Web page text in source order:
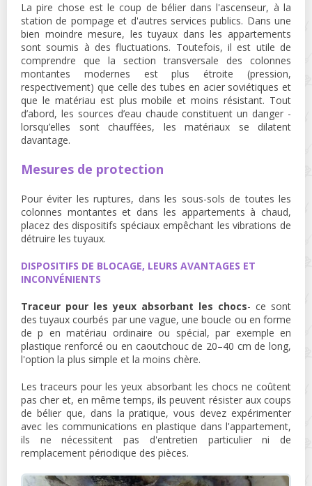
La pire chose est le coup de bélier dans l'ascenseur, à la
station de pompage et d'autres services publics. Dans une
bien moindre mesure, les tuyaux dans les appartements
sont soumis à des fluctuations. Toutefois, il est utile de
comprendre que la section transversale des colonnes
montantes modernes est plus étroite (pression,
respectivement) que celle des tubes en acier soviétiques et
que le matériau est plus mobile et moins résistant. Tout
d’abord, les sources d’eau chaude constituent un danger -
lorsqu’elles sont chauffées, les matériaux se dilatent
davantage.
Mesures de protection
Pour éviter les ruptures, dans les sous-sols de toutes les
colonnes montantes et dans les appartements à chaud,
placez des dispositifs spéciaux empêchant les vibrations de
détruire les tuyaux.
DISPOSITIFS DE BLOCAGE, LEURS AVANTAGES ET
INCONVÉNIENTS
Traceur pour les yeux absorbant les chocs- ce sont
des tuyaux courbés par une vague, une boucle ou en forme
de p en matériau ordinaire ou spécial, par exemple en
plastique renforcé ou en caoutchouc de 20–40 cm de long,
l'option la plus simple et la moins chère.
Les traceurs pour les yeux absorbant les chocs ne coûtent
pas cher et, en même temps, ils peuvent résister aux coups
de bélier que, dans la pratique, vous devez expérimenter
avec les communications en plastique dans l'appartement,
ils ne nécessitent pas d'entretien particulier ni de
remplacement périodique des pièces.